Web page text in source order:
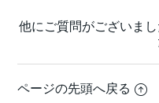
他にご質問がございまし
ページの先頭へ戻る